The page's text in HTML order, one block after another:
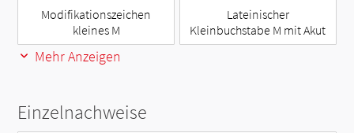
Modifikationszeichen
kleines M
Lateinischer
Kleinbuchstabe M mit Akut
Mehr Anzeigen
Einzelnachweise